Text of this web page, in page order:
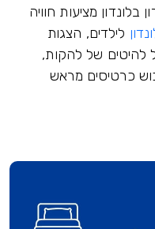
מציעות חוויה
לילדים, הצגות
להיטים של להקות,
כרטיסים מראש